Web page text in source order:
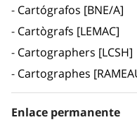
Cartógrafos [BNE/A]
Cartògrafs [LEMAC]
Cartographers [LCSH]
Cartographes
Enlace permanente